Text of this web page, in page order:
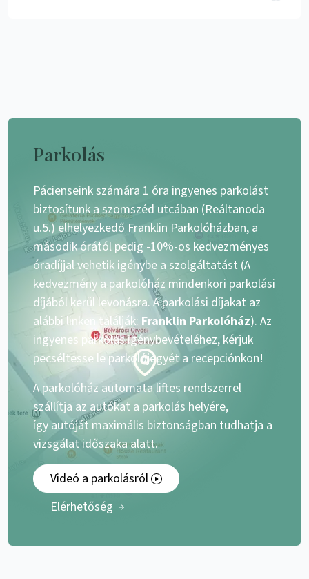
Parkolás
Pácienseink számára 1 óra ingyenes parkolást
biztosítunk a szomszéd utcában (Reáltanoda
u.5.) elhelyezkedő Franklin Parkolóházban, a
második órától pedig -10%-os kedvezményes
óradíjjal vehetik igénybe a szolgáltatást (A
kedvezmény a parkolóház mindenkori parkolási
díjából kerül levonásra. A parkolási díjakat az
alábbi linken találják: Franklin Parkolóház). Az
ingyenes parkolás igénybevételéhez, kérjük
pecséltesse le parkolójegyét a recepciónkon!
A parkolóház automata liftes rendszerrel
szállítja az autókat a parkolás helyére,
így autóját maximális biztonságban tudhatja a
vizsgálat időszaka alatt.
Videó a parkolásról
Elérhetőség